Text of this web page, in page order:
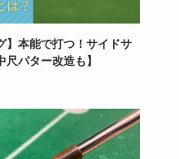
】本能で打つ！サイドサ
尺パター改造も】